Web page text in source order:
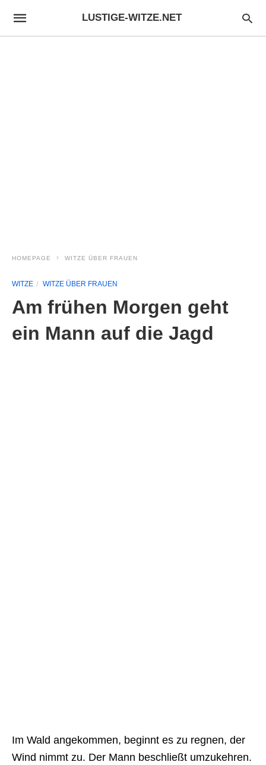
LUSTIGE-WITZE.NET
HOMEPAGE WITZE ÜBER FRAUEN
WITZE WITZE ÜBER FRAUEN
Am frühen Morgen geht
ein Mann auf die Jagd
Im Wald angekommen, beginnt es zu regnen, der
Wind nimmt zu. Der Mann beschließt umzukehren.